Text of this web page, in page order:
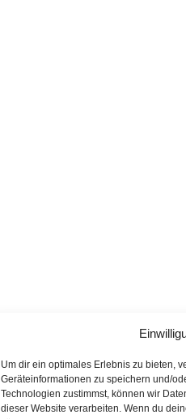
Um dir ein optimales Erlebnis zu bieten,
Geräteinformationen zu speichern und/
Technologien zustimmst, können wir
dieser Website verarbeiten. Wenn du